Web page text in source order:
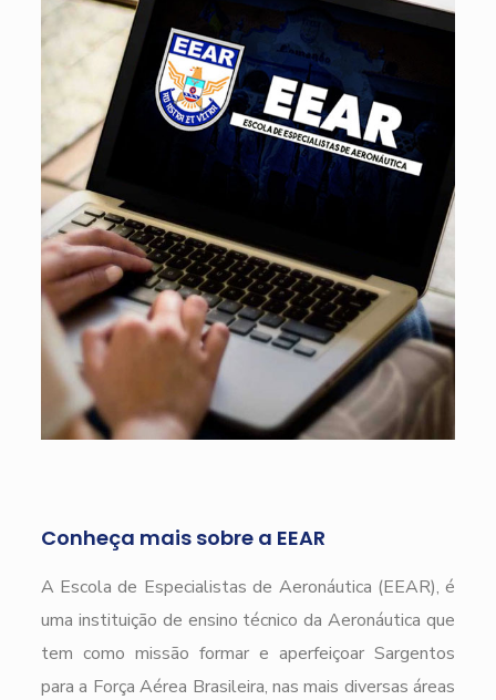
Conheça mais sobre a EEAR
A Escola de Especialistas de Aeronáutica (EEAR), é
uma instituição de ensino técnico da Aeronáutica que
tem como missão formar e aperfeiçoar Sargentos
para a Força Aérea Brasileira, nas mais diversas áreas